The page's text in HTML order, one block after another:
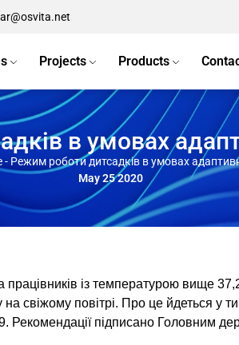
Projects Products
в умовах
- Режим роботи дитсадків в умовах
May 25 2020
працівників із температурою вище
свіжому повітрі. Про це йдеться у
Рекомендації підписано Головним